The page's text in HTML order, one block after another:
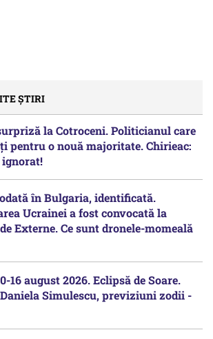
ȘTIRI
la Cotroceni. Politicianul care
pentru o nouă majoritate. Chirieac:
în Bulgaria, identificată.
Ucrainei a fost convocată la
Externe. Ce sunt dronele-momeală
16 august 2026. Eclipsă de Soare.
Simulescu, previziuni zodii -